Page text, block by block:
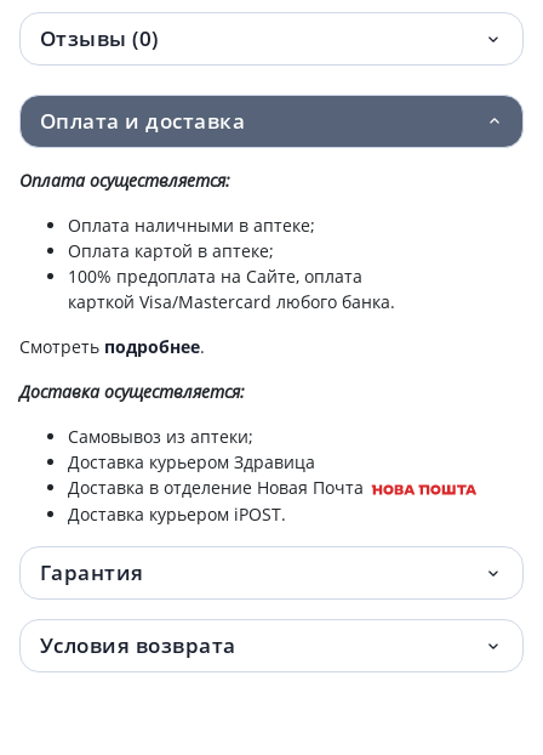
Отзывы (0)
Оплата и доставка
Оплата осуществляется:
Оплата наличными в аптеке;
Оплата картой в аптеке;
100% предоплата на Сайте, оплата
карткой Visa/Mastercard любого банка.
Смотреть подробнее.
Доставкаосуществляется:
Самовывоз из аптеки;
Доставка курьером Здравица
Доставка в отделение Новая Почта
Доставка курьером iPOST.
Гарантия
Условия возврата